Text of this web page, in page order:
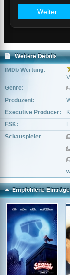
Weitere Details
IMDb Wertung:
Genre:
Produzent:
Executive Producer:
FSK:
Schauspieler:
Empfohlene